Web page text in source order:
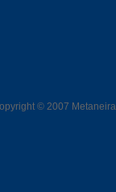
© 2007 Metaneira